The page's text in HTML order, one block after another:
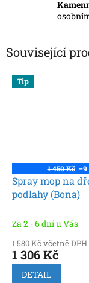
Související
Tip
1 450 Kč –9
Spray mop na
podlahy (Bona)
Za 2 - 6 dní u Vás
1 580 Kč včetně DPH
1 306 Kč
DETAIL